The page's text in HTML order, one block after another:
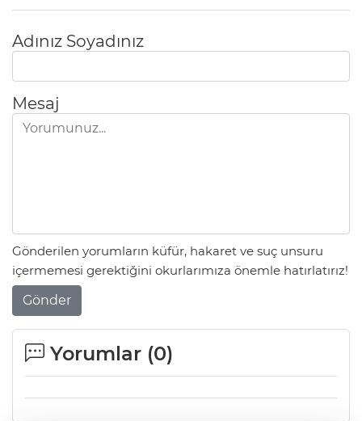
Adınız Soyadınız
Mesaj
Gönderilen yorumların küfür, hakaret ve suç unsuru
içermemesi gerektiğini okurlarımıza önemle hatırlatırız!
Gönder
Yorumlar (0)